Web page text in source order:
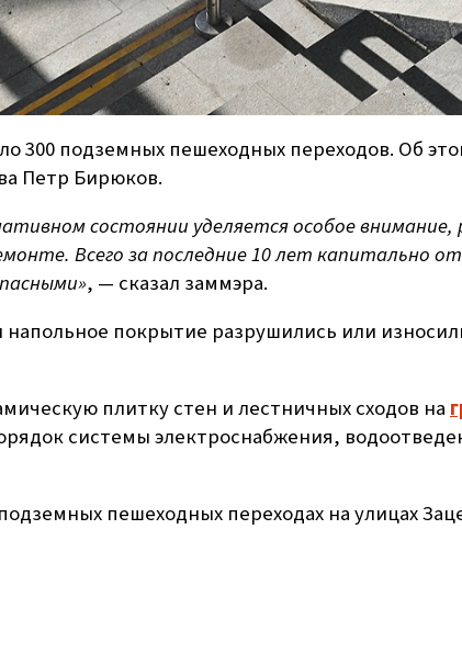
300 подземных пешеходных переходов. Об
Петр Бирюков.
состоянии уделяется особое
Всего за последние 10 лет капитально
, — сказал заммэра.
напольное покрытие разрушились или
плитку стен и лестничных сходов на
системы электроснабжения,
пешеходных переходах на улицах